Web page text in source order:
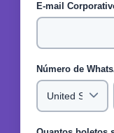
E-mail
Número de